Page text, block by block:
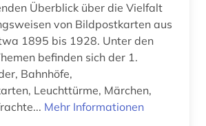
historiker; maler; zeichner (1)
dehio-handbuch (1)
dekorative kunst (1)
Überblick über die Vielfalt
von Bildpostkarten aus
1895 bis 1928. Unter den
befinden sich der 1.
Bahnhöfe,
Leuchttürme, Märchen,
Mehr Informationen